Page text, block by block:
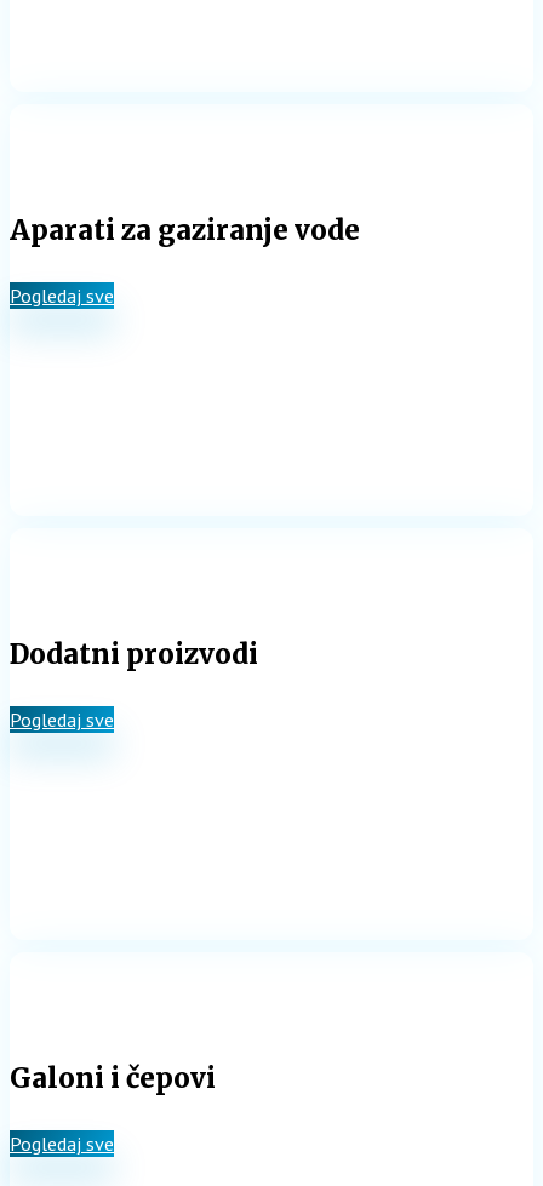
Aparati za gaziranje vode
Pogledaj sve
Dodatni proizvodi
Pogledaj sve
Galoni i čepovi
Pogledaj sve